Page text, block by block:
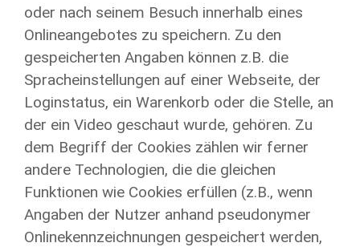
oder nach seinem Besuch innerhalb eines
Onlineangebotes zu speichern. Zu den
gespeicherten Angaben können z.B. die
Spracheinstellungen auf einer Webseite, der
Loginstatus, ein Warenkorb oder die Stelle, an
der ein Video geschaut wurde, gehören. Zu
dem Begriff der Cookies zählen wir ferner
andere Technologien, die die gleichen
Funktionen wie Cookies erfüllen (z.B., wenn
Angaben der Nutzer anhand pseudonymer
Onlinekennzeichnungen gespeichert werden,